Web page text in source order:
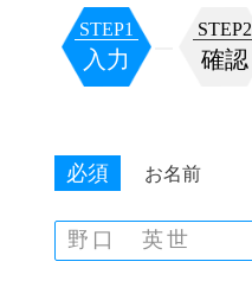
STEP1
入力
STEP2
確認
必須 お名前